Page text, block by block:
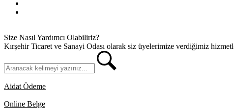
Size Nasıl Yardımcı Olabiliriz?
Kırşehir Ticaret ve Sanayi Odası olarak siz üyelerimize verdiğimiz
Aidat Ödeme
Online Belge